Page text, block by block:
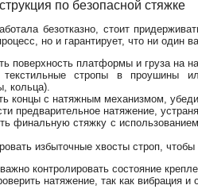
по безопасной стяжке
безотказно, стоит
но и гарантирует, что ни один
поверхность платформы и груза на
текстильные стропы в проушины
кольца).
концы с натяжным механизмом,
предварительное натяжение,
финальную стяжку с
избыточные хвосты строп, чтобы
контролировать состояние
натяжение, так как вибрация